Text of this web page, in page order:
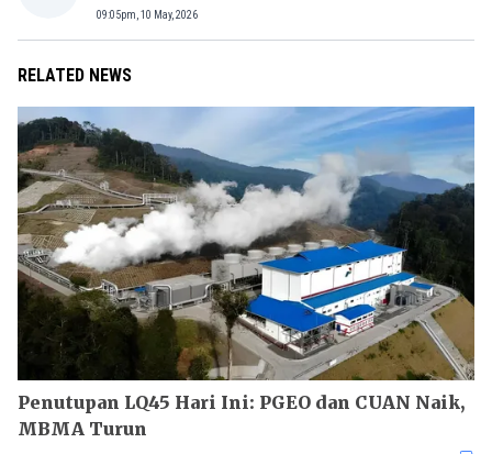
09:05pm, 10 May, 2026
RELATED NEWS
Penutupan LQ45 Hari Ini: PGEO dan CUAN Naik,
MBMA Turun